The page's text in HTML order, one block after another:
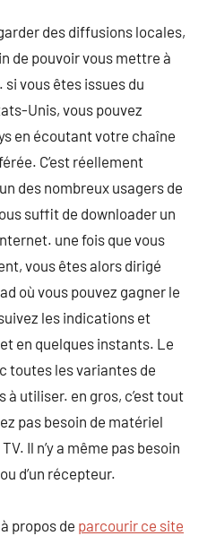
des diffusions locales,
de pouvoir vous mettre à
si vous êtes issues du
Unis, vous pouvez
en écoutant votre chaîne
C’est réellement
des nombreux usagers de
suffit de downloader un
une fois que vous
vous êtes alors dirigé
où vous pouvez gagner le
les indications et
en quelques instants. Le
toutes les variantes de
utiliser. en gros, c’est tout
pas besoin de matériel
Il n’y a même pas besoin
d’un récepteur.
propos de parcourir ce site